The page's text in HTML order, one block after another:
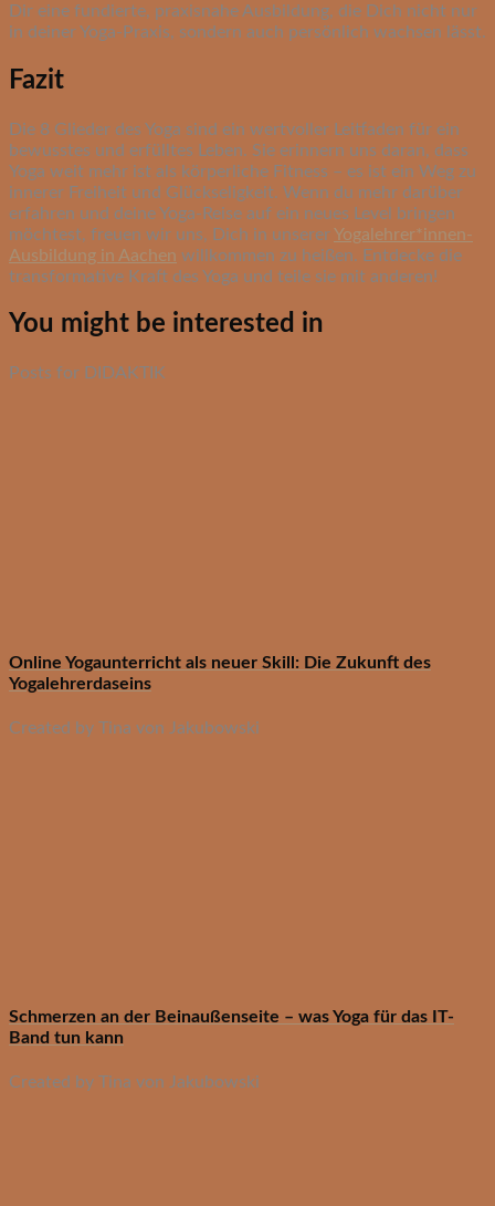
Dir eine fundierte, praxisnahe Ausbildung, die Dich nicht nur
in deiner Yoga-Praxis, sondern auch persönlich wachsen lässt.
Fazit
Die 8 Glieder des Yoga sind ein wertvoller Leitfaden für ein
bewusstes und erfülltes Leben. Sie erinnern uns daran, dass
Yoga weit mehr ist als körperliche Fitness – es ist ein Weg zu
innerer Freiheit und Glückseligkeit. Wenn du mehr darüber
erfahren und deine Yoga-Reise auf ein neues Level bringen
möchtest, freuen wir uns, Dich in unsererYogalehrer*innen-
Ausbildung in Aachen willkommen zu heißen. Entdecke die
transformative Kraft des Yoga und teile sie mit anderen!
You might be interested in
Posts for DIDAKTIK
Online Yogaunterricht als neuer Skill: Die Zukunft des
Yogalehrerdaseins
Created by Tina von Jakubowski
Schmerzen an der Beinaußenseite – was Yoga für das IT-
Band tun kann
Created by Tina von Jakubowski